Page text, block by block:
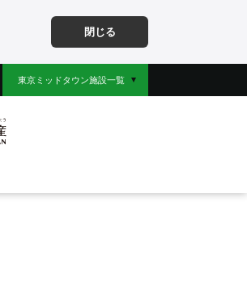
閉じる
東京ミッドタウン施設一覧